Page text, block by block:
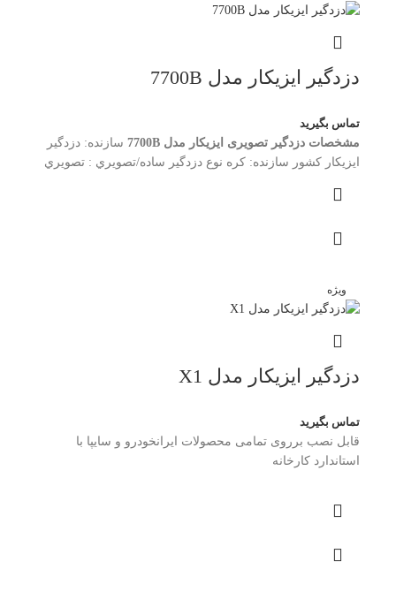
دزدگیر ایزیکار مدل 7700B
تماس بگیرید
مشخصات دزدگير تصویری ایزیکار مدل 7700B
سازنده: دزدگیر
ایزیکار کشور سازنده: کره نوع دزدگير ساده/تصويري : تصويري
ویژه
دزدگیر ایزیکار مدل X1
تماس بگیرید
قابل نصب برروی تمامی محصولات ایرانخودرو و سایپا با
استاندارد کارخانه